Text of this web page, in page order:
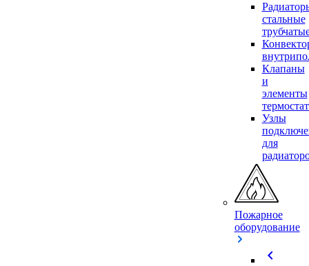
стальные
Клапаны
и
элементы
Узлы
для
Пожарное
оборудование
chevron_left